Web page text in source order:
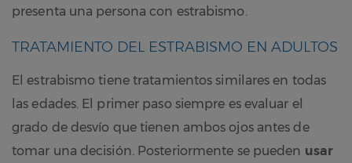
presenta una persona con estrabismo.
TRATAMIENTO DEL ESTRABISMO EN ADULTOS
El estrabismo tiene tratamientos similares en todas
las edades. El primer paso siempre es evaluar el
grado de desvío que tienen ambos ojos antes de
tomar una decisión. Posteriormente se pueden usar